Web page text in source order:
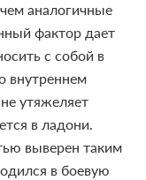
аналогичные
фактор дает
с собой в
внутреннем
утяжеляет
в ладони.
выверен таким
в боевую